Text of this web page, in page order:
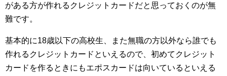
がある方が作れるクレジットカードだと思っておくのが無
難です。
基本的に18歳以下の高校生、また無職の方以外なら誰でも
作れるクレジットカードといえるので、初めてクレジット
カードを作るときにもエポスカードは向いているといえる